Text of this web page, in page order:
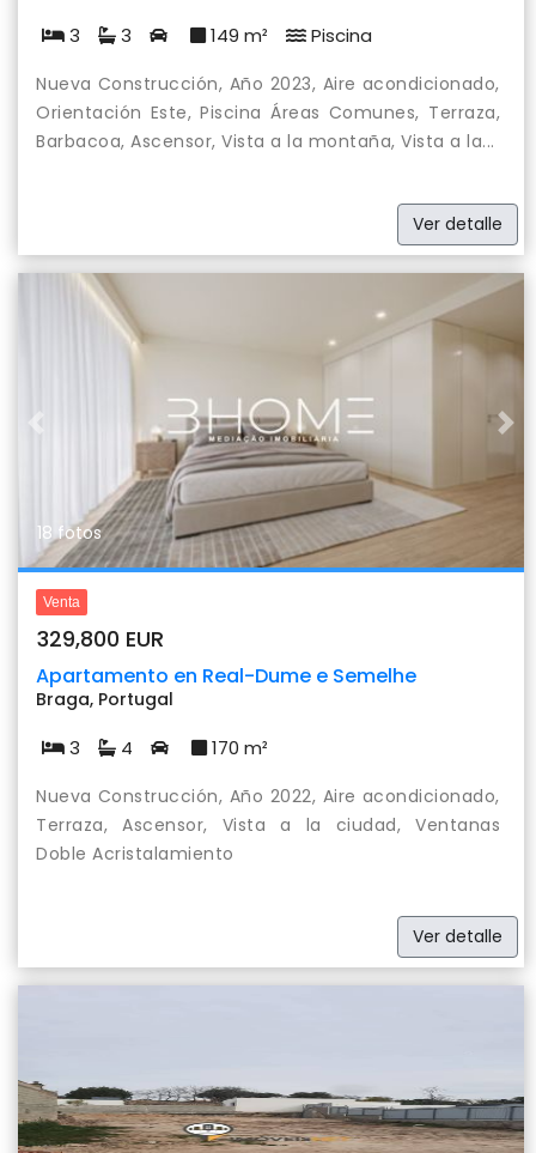
3 3 149 m² Piscina
Nueva Construcción, Año 2023, Aire acondicionado,
Orientación Este, Piscina Áreas Comunes, Terraza,
Barbacoa, Ascensor, Vista a la montaña, Vista a la...
Ver detalle
18 fotos
Venta
329,800 EUR
Apartamento en Real-Dume e Semelhe
Braga, Portugal
3 4 170 m²
Nueva Construcción, Año 2022, Aire acondicionado,
Terraza, Ascensor, Vista a la ciudad, Ventanas
Doble Acristalamiento
Ver detalle